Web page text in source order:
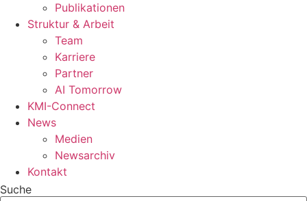
Publikationen
Struktur & Arbeit
Team
Karriere
Partner
AI Tomorrow
KMI-Connect
News
Medien
Newsarchiv
Kontakt
Suche